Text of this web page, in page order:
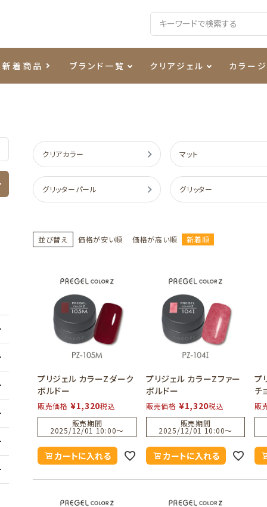
新着商品 ブランド一覧
プリアンファ
クリアジェル カラー
テラコッタジェル ニュア
マグネティフラッシュジェル
ピンセット・シザー・スパチュラ チャー
LEDライト その他
パウダー・フレーク レジン・
クリアカラー マット
グリッターパール グリッター
並び替え 価格が安い順 価格が高い順 新着順
プリジェル カラーZダーク
ボルドー
販売価格 ¥1,320税込
販売期間
2025/12/01 10:00〜
カートに入れる
プリジェル カラーZファー
ボルドー
販売価格 ¥1,320税込
販売期間
2025/12/01 10:00〜
カートに入れる
プ
チ
販